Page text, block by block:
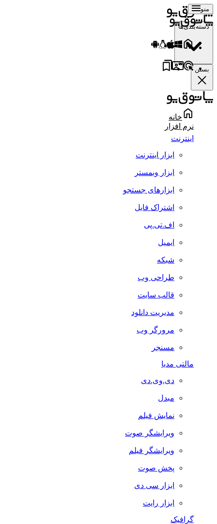
منو
دسته‌بندی‌ها
بستن
خانه
نرم افزار
اینترنت
ابزار اینترنت
ابزار وبمستر
ابزارهای جستجو
اشتراک فایل
اف.تی.پی
ایمیل
شبکه
طراحی وب
قالب سایت
مدیریت دانلود
مرورگر وب
مسنجر
مالتی مدیا
دی.وی.دی
مبدل
نمایش فیلم
ویرایشگر صوت
ویرایشگر فیلم
پخش صوت
ابزار سی دی
ابزار رایت
گرافیک